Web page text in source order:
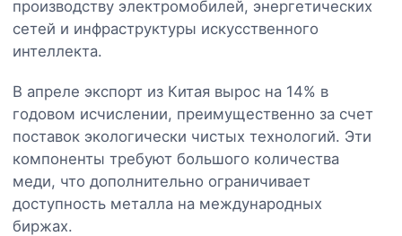
производству электромобилей, энергетических
сетей и инфраструктуры искусственного
интеллекта.
В апреле экспорт из Китая вырос на 14% в
годовом исчислении, преимущественно за счет
поставок экологически чистых технологий. Эти
компоненты требуют большого количества
меди, что дополнительно ограничивает
доступность металла на международных
биржах.